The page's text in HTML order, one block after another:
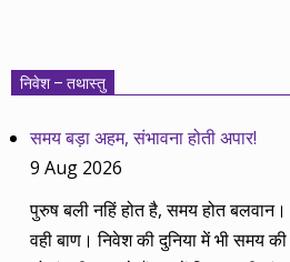
निवेश – तथास्तु
समय बड़ा अहम, संभावना होती अपार!
9 Aug 2026
पुरुष बली नहिं होत है, समय होत बलवान।
वही बाण। निवेश की दुनिया में भी समय की